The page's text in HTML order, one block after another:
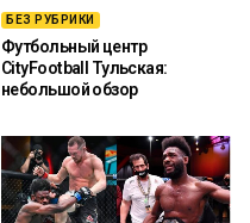
БЕЗ РУБРИКИ
Футбольный центр
CityFootball Тульская:
небольшой обзор